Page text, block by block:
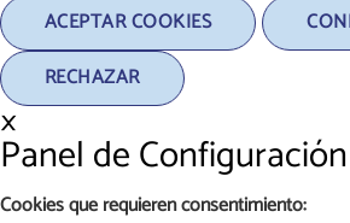
ACEPTAR COOKIES
RECHAZAR
×
Panel de
Cookies que requieren consentimiento: